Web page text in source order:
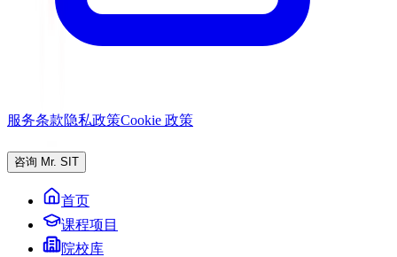
服务条款隐私政策Cookie 政策
咨询 Mr. SIT
首页
课程项目
院校库